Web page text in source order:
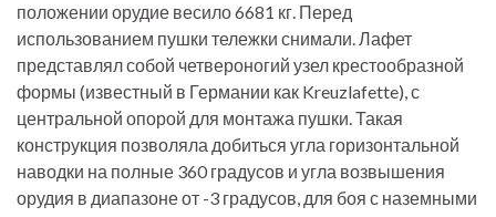
положении орудие весило 6681 кг. Перед
использованием пушки тележки снимали. Лафет
представлял собой четвероногий узел крестообразной
формы (известный в Германии как Kreuzlafette), с
центральной опорой для монтажа пушки. Такая
конструкция позволяла добиться угла горизонтальной
наводки на полные 360 градусов и угла возвышения
орудия в диапазоне от -3 градусов, для боя с наземными